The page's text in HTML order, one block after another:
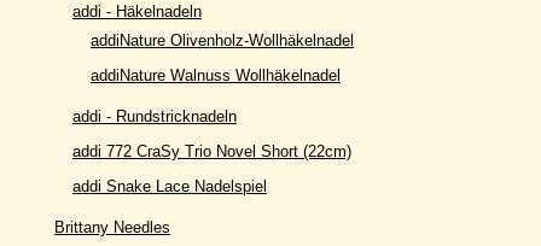
addi - Häkelnadeln
addiNature Olivenholz-Wollhäkelnadel
addiNature Walnuss Wollhäkelnadel
addi - Rundstricknadeln
addi 772 CraSy Trio Novel Short (22cm)
addi Snake Lace Nadelspiel
Brittany Needles